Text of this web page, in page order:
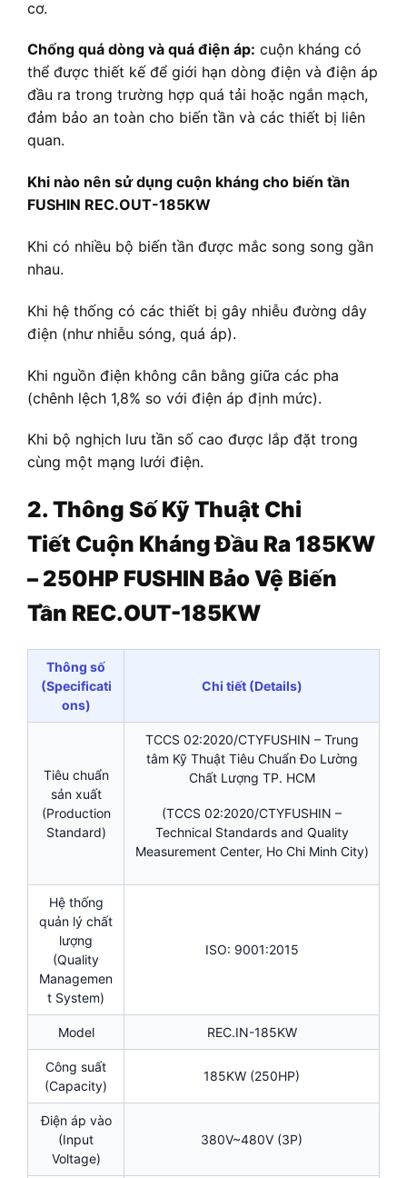
cơ.
Chống quá dòng và quá điện áp: cuộn kháng có
thể được thiết kế để giới hạn dòng điện và điện áp
đầu ra trong trường hợp quá tải hoặc ngắn mạch,
đảm bảo an toàn cho biến tần và các thiết bị liên
quan.
Khi nào nên sử dụng cuộn kháng cho biến tần
FUSHIN REC.OUT-185KW
Khi có nhiều bộ biến tần được mắc song song gần
nhau.
Khi hệ thống có các thiết bị gây nhiễu đường dây
điện (như nhiễu sóng, quá áp).
Khi nguồn điện không cân bằng giữa các pha
(chênh lệch 1,8% so với điện áp định mức).
Khi bộ nghịch lưu tần số cao được lắp đặt trong
cùng một mạng lưới điện.
2. Thông Số Kỹ Thuật Chi
Tiết Cuộn Kháng Đầu Ra 185KW
– 250HP FUSHIN Bảo Vệ Biến
Tần REC.OUT-185KW
Thông số
(Specificati
ons)
Chi tiết (Details)
Tiêu chuẩn
sản xuất
(Production
Standard)
TCCS 02:2020/CTYFUSHIN – Trung
tâm Kỹ Thuật Tiêu Chuẩn Đo Lường
Chất Lượng TP. HCM
(TCCS 02:2020/CTYFUSHIN –
Technical Standards and Quality
Measurement Center, Ho Chi Minh City)
Hệ thống
quản lý chất
lượng
(Quality
Managemen
t System)
ISO: 9001:2015
Model REC.IN-185KW
Công suất
(Capacity)
185KW (250HP)
Điện áp vào
(Input
Voltage)
380V~480V (3P)